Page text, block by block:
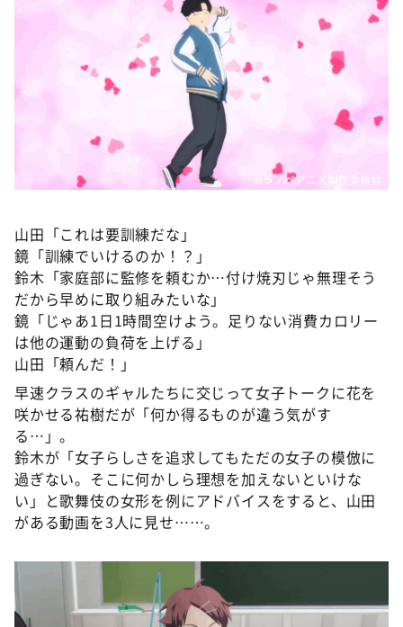
©ラノベアニメ製作委員会
山田「これは要訓練だな」
鏡「訓練でいけるのか！？」
鈴木「家庭部に監修を頼むか…付け焼刃じゃ無理そう
だから早めに取り組みたいな」
鏡「じゃあ1日1時間空けよう。足りない消費カロリー
は他の運動の負荷を上げる」
山田「頼んだ！」
早速クラスのギャルたちに交じって女子トークに花を
咲かせる祐樹だが「何か得るものが違う気がす
る…」。
鈴木が「女子らしさを追求してもただの女子の模倣に
過ぎない。そこに何かしら理想を加えないといけな
い」と歌舞伎の女形を例にアドバイスをすると、山田
がある動画を3人に見せ……。